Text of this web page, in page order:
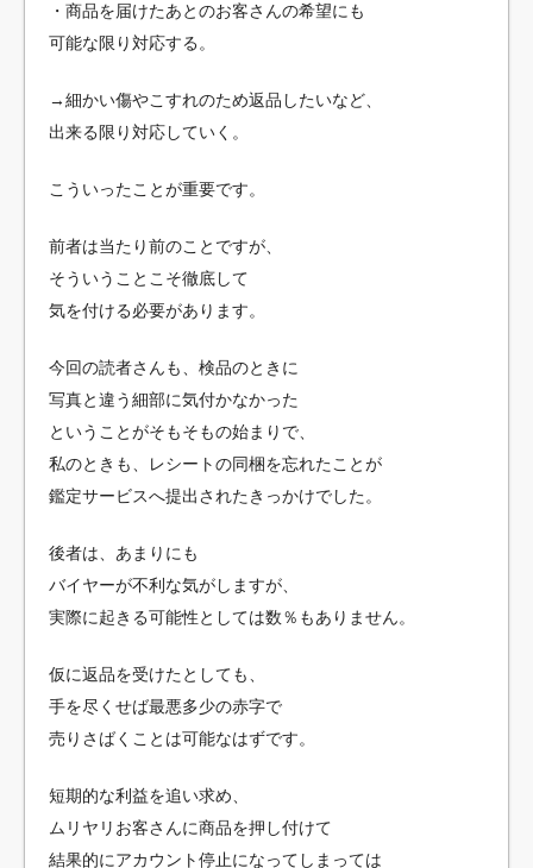
・商品を届けたあとのお客さんの希望にも
可能な限り対応する。
→細かい傷やこすれのため返品したいなど、
出来る限り対応していく。
こういったことが重要です。
前者は当たり前のことですが、
そういうことこそ徹底して
気を付ける必要があります。
今回の読者さんも、検品のときに
写真と違う細部に気付かなかった
ということがそもそもの始まりで、
私のときも、レシートの同梱を忘れたことが
鑑定サービスへ提出されたきっかけでした。
後者は、あまりにも
バイヤーが不利な気がしますが、
実際に起きる可能性としては数％もありません。
仮に返品を受けたとしても、
手を尽くせば最悪多少の赤字で
売りさばくことは可能なはずです。
短期的な利益を追い求め、
ムリヤリお客さんに商品を押し付けて
結果的にアカウント停止になってしまっては